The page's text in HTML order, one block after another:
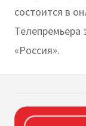
состоится в
Телепремьера
«Россия».